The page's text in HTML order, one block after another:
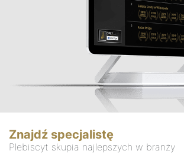
Znajdź specjalistę
Plebiscyt skupia najlepszych w branży